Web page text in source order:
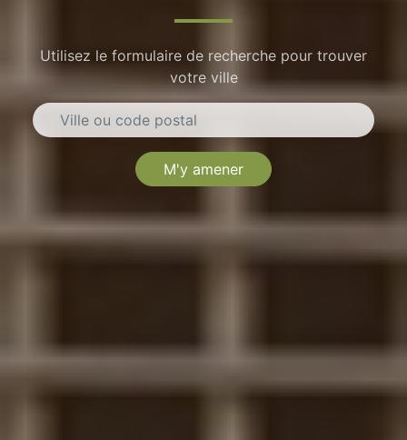
Utilisez le formulaire de recherche pour trouver
votre ville
M'y amener